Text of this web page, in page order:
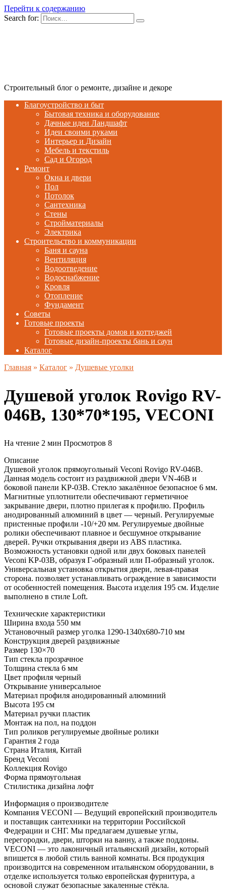
Перейти к содержанию
Search for:
Строительный блог о ремонте, дизайне и декоре
Благоустройство и быт
Бытовая техника и оборудование
Дачные идеи Ландшафт
Идеи своими руками
Интерьер и Дизайн
Мебель и текстиль
Сад и Огород
Ремонт
Окна и двери
Пол
Потолок
Сантехника
Стены
Стройматериалы
Электрика
Строительство и коммуникации
Баня и сауна
Вентиляция
Водоотведение
Водоснабжение
Кровля
Отопление
Фундамент
Советы
Готовые проекты
Готовые проекты домов и коттеджей
Готовые дизайн-проекты бань и саун
Каталог
Главная » Каталог » Душевые уголки
Душевой уголок Rovigo RV-
046B, 130*70*195, VECONI
На чтение 2 мин Просмотров 8
Описание
Душевой уголок прямоугольный Veconi Rovigo RV-046B.
Данная модель состоит из раздвижной двери VN-46B и
боковой панели KP-03B. Стекло закалённое безопасное 6 мм.
Магнитные уплотнители обеспечивают герметичное
закрывание двери, плотно прилегая к профилю. Профиль
анодированный алюминий в цвет — черный. Регулируемые
пристенные профили -10/+20 мм. Регулируемые двойные
ролики обеспечивают плавное и бесшумное открывание
дверей. Ручки открывания двери из ABS пластика.
Возможность установки одной или двух боковых панелей
Veconi KP-03B, образуя Г-образный или П-образный уголок.
Универсальная установка открытия двери, левая-правая
сторона. позволяет устанавливать ограждение в зависимости
от особенностей помещения. Высота изделия 195 см. Изделие
выполнено в стиле Loft.
Технические характеристики
Ширина входа 550 мм
Установочный размер уголка 1290-1340х680-710 мм
Конструкция дверей раздвижные
Размер 130×70
Тип стекла прозрачное
Толщина стекла 6 мм
Цвет профиля черный
Открывание универсальное
Материал профиля анодированный алюминий
Высота 195 см
Материал ручки пластик
Монтаж на пол, на поддон
Тип роликов регулируемые двойные ролики
Гарантия 2 года
Страна Италия, Китай
Бренд Veconi
Коллекция Rovigo
Форма прямоугольная
Стилистика дизайна лофт
Информация о производителе
Компания VECONI — Ведущий европейский производитель
и поставщик сантехники на территории Российской
Федерации и СНГ. Мы предлагаем душевые углы,
перегородки, двери, шторки на ванну, а также поддоны.
VECONI — это лаконичный итальянский дизайн, который
впишется в любой стиль ванной комнаты. Вся продукция
производится на современном итальянском оборудовании, в
отделке используется только европейская фурнитура, а
основой служат безопасные закаленные стёкла.